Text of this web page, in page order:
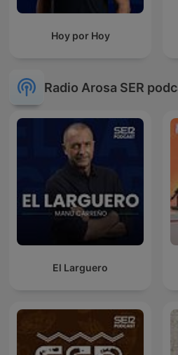
Hoy por Hoy
Radio Arosa SER
El Larguero